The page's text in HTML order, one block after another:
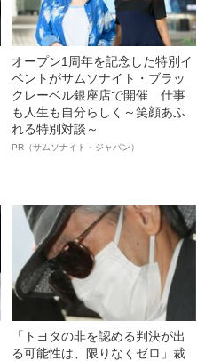
オープン1周年を記念した特別イ
ベントがサムソナイト・ブラッ
クレーベル銀座店で開催 仕事
も人生も自分らしく～笑顔あふ
れる特別対談～
PR（サムソナイト・ジャパン）
「トヨタの非を認める判決が出
る可能性は、限りなくゼロ」裁